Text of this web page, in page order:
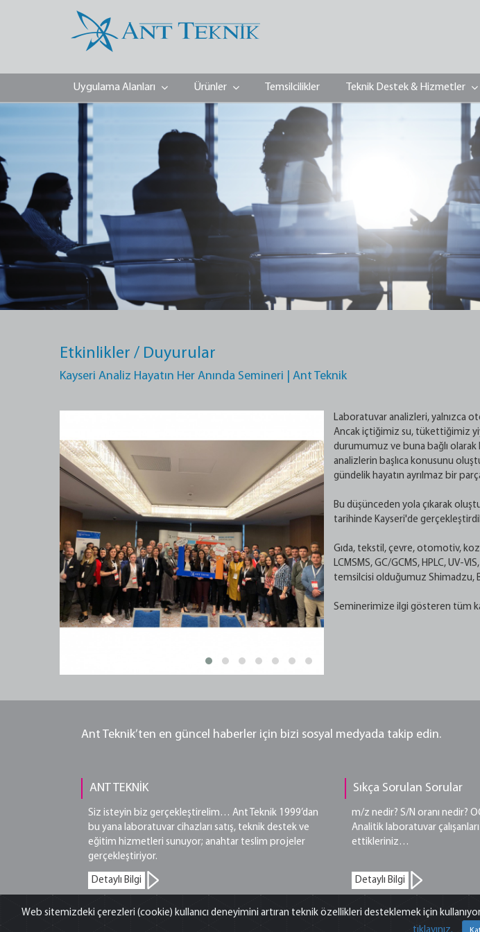
Uygulama Alanları Ürünler Temsilcilikler Teknik Destek & Hizmetler
Etkinlikler / Duyurular
Kayseri Analiz Hayatın Her Anında Semineri | Ant Teknik
Laboratuvar analizleri, yalnızca
Ancak içtiğimiz su, tükettiğimiz
durumumuz ve buna bağlı olarak
analizlerin başlıca konusunu
gündelik hayatın ayrılmaz bir
Bu düşünceden yola çıkarak
tarihinde Kayseri'de
Gıda, tekstil, çevre, otomotiv,
LCMSMS, GC/GCMS, HPLC, UV-
temsilcisi olduğumuz Shimadzu,
Seminerimize ilgi gösteren tüm
Ant Teknik’ten en güncel haberler için bizi sosyal medyada takip edin.
ANT TEKNİK
Siz isteyin biz gerçekleştirelim… Ant Teknik 1999’dan
bu yana laboratuvar cihazları satış, teknik destek ve
eğitim hizmetleri sunuyor; anahtar teslim projeler
gerçekleştiriyor.
Detaylı Bilgi
Sıkça Sorulan Sorular
m/z nedir? S/N oranı nedir?
Analitik laboratuvar
ettikleriniz…
Detaylı Bilgi
Web sitemizdeki çerezleri (cookie) kullanıcı deneyimini artıran teknik özellikleri desteklemek için